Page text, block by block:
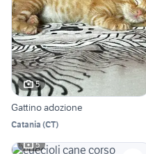
5
Gattino adozione
Catania (CT)
5